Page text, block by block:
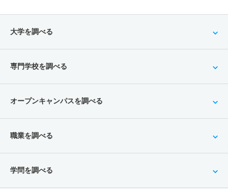
大学を調べる
専門学校を調べる
オープンキャンパスを調べる
職業を調べる
学問を調べる